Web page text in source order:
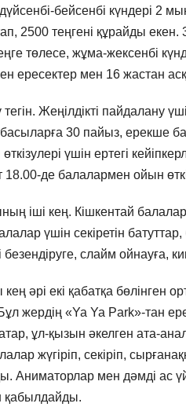
бейсенбі күндері 2
2500 теңгені құрайды
төлесе, жұма-жексенбі
ересектер мен 16 жастан
Жеңілдікті пайдалану
30 пайыз, ерекше
үшін ертегі
де балалармен ойын
іші кең. Кішкентай
үшін секіретін
слайм ойнауға,
кең әрі екі қабатқа
жердің «Ya Ya Park»-тан
ұл-қызын әкелген ата-
жүгіріп, секіріп,
Аниматорлар мен дәмді ас
қабылдайды.